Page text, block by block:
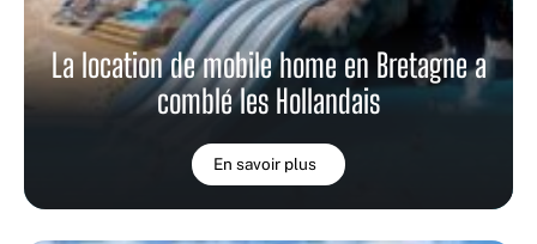
La location de mobile home en Bretagne a
comblé les Hollandais
En savoir plus